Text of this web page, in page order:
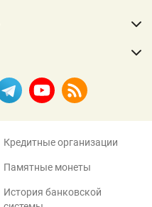
Кредитные организации
Памятные монеты
История банковской